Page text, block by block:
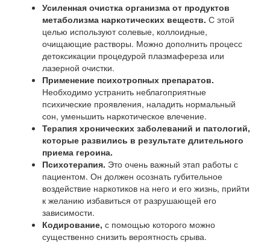
Усиленная очистка организма от продуктов
метаболизма наркотических веществ. С этой
целью используют солевые, коллоидные,
очищающие растворы. Можно дополнить процесс
детоксикации процедурой плазмафереза или
лазерной очистки.
Применение психотропных препаратов.
Необходимо устранить неблагоприятные
психические проявления, наладить нормальный
сон, уменьшить наркотическое влечение.
Терапия хронических заболеваний и патологий,
которые развились в результате длительного
приема героина.
Психотерапия. Это очень важный этап работы с
пациентом. Он должен осознать губительное
воздействие наркотиков на него и его жизнь, прийти
к желанию избавиться от разрушающей его
зависимости.
Кодирование, с помощью которого можно
существенно снизить вероятность срыва.